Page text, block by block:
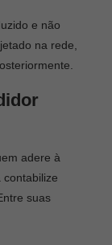
e não
na rede,
adere à
suas